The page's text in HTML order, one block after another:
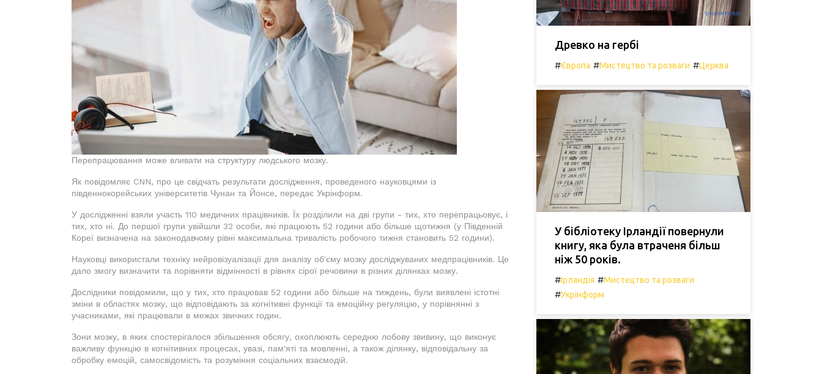
Перепрацювання може вливати на структуру людського мозку.
Як повідомляє CNN, про це свідчать результати дослідження, проведеного науковцями із
південнокорейських університетів Чунан та Йонсе, передає Укрінформ.
У дослідженні взяли участь 110 медичних працівників. Їх розділили на дві групи - тих, хто перепрацьовує, і
тих, хто ні. До першої групи увійшли 32 особи, які працюють 52 години або більше щотижня (у Південній
Кореї визначена на законодавчому рівні максимальна тривалість робочого тижня становить 52 години).
Науковці використали техніку нейровізуалізації для аналізу об'єму мозку досліджуваних медпрацівників. Це
дало змогу визначити та порівняти відмінності в рівнях сірої речовини в різних ділянках мозку.
Дослідники повідомили, що у тих, хто працював 52 години або більше на тиждень, були виявлені істотні
зміни в областях мозку, що відповідають за когнітивні функції та емоційну регуляцію, у порівнянні з
учасниками, які працювали в межах звичних годин.
Зони мозку, в яких спостерігалося збільшення обсягу, охоплюють середню лобову звивину, що виконує
важливу функцію в когнітивних процесах, увазі, пам'яті та мовленні, а також ділянку, відповідальну за
обробку емоцій, самосвідомість та розуміння соціальних взаємодій.
Древко на гербі
#Європа #Мистецтво та розваги #Церква
У бібліотеку Ірландії повернули
книгу, яка була втраченя більш
ніж 50 років.
#Ірландія #Мистецтво та розваги
#Укрінформ